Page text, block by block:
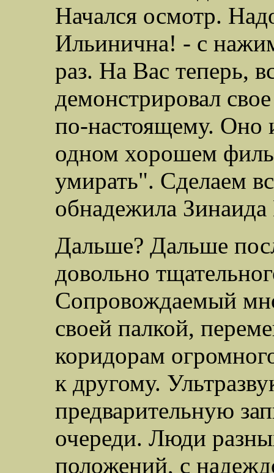
Начался осмотр.
Ильинична! - с
раз. На Вас теперь,
демонстрировал
по-настоящему. Оно
одном хорошем
умирать". Сделаем
обнадежила
Дальше? Дальше
довольно
Сопровождаемый
своей палкой,
коридорам
к другому.
предварительную
очереди. Люди
положений, с